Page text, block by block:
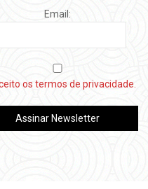
Email:
os termos de privacidade.